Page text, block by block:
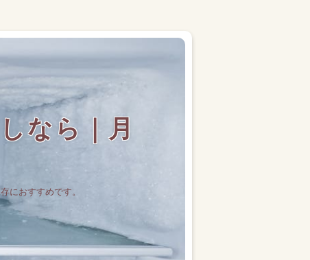
なら｜月
におすすめです。